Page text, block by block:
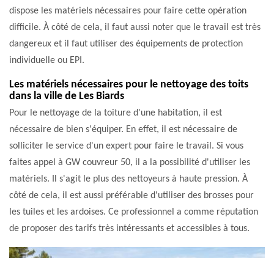
dispose les matériels nécessaires pour faire cette opération
difficile. À côté de cela, il faut aussi noter que le travail est très
dangereux et il faut utiliser des équipements de protection
individuelle ou EPI.
Les matériels nécessaires pour le nettoyage des toits
dans la ville de Les Biards
Pour le nettoyage de la toiture d'une habitation, il est
nécessaire de bien s'équiper. En effet, il est nécessaire de
solliciter le service d'un expert pour faire le travail. Si vous
faites appel à GW couvreur 50, il a la possibilité d'utiliser les
matériels. Il s'agit le plus des nettoyeurs à haute pression. À
côté de cela, il est aussi préférable d'utiliser des brosses pour
les tuiles et les ardoises. Ce professionnel a comme réputation
de proposer des tarifs très intéressants et accessibles à tous.